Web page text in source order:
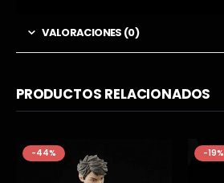
VALORACIONES (0)
PRODUCTOS RELACIONADOS
-44% -19%